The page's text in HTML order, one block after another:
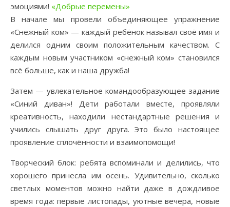
эмоциями! «Добрые перемены»
В начале мы провели объединяющее упражнение
«Снежный ком» — каждый ребёнок называл своё имя и
делился одним своим положительным качеством. С
каждым новым участником «снежный ком» становился
всё больше, как и наша дружба!
Затем — увлекательное командообразующее задание
«Синий диван»! Дети работали вместе, проявляли
креативность, находили нестандартные решения и
учились слышать друг друга. Это было настоящее
проявление сплочённости и взаимопомощи!
Творческий блок: ребята вспоминали и делились, что
хорошего принесла им осень. Удивительно, сколько
светлых моментов можно найти даже в дождливое
время года: первые листопады, уютные вечера, новые